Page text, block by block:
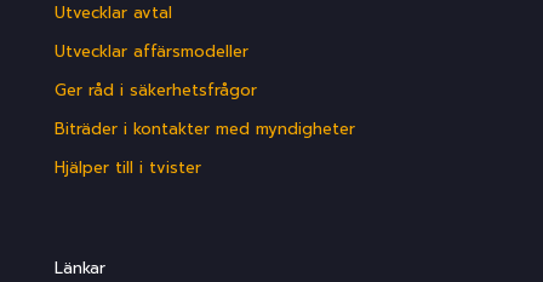
Utvecklar avtal
Utvecklar affärsmodeller
Ger råd i säkerhetsfrågor
Biträder i kontakter med myndigheter
Hjälper till i tvister
Länkar